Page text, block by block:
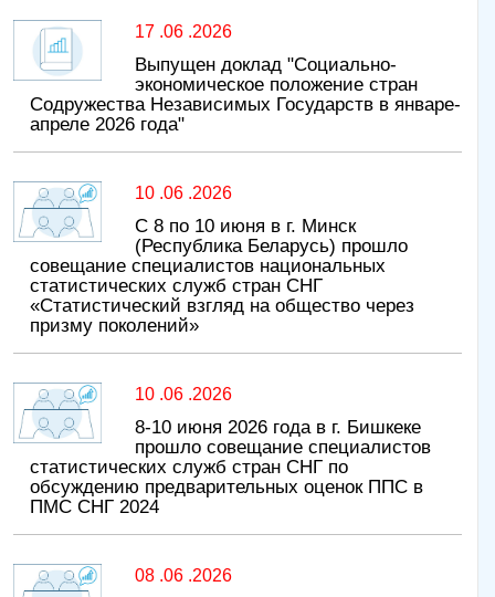
17 .06 .2026
Выпущен доклад "Социально-
экономическое положение стран
Содружества Независимых Государств в январе-
апреле 2026 года"
10 .06 .2026
С 8 по 10 июня в г. Минск
(Республика Беларусь) прошло
совещание специалистов национальных
статистических служб стран СНГ
«Статистический взгляд на общество через
призму поколений»
10 .06 .2026
8-10 июня 2026 года в г. Бишкеке
прошло совещание специалистов
статистических служб стран СНГ по
обсуждению предварительных оценок ППС в
ПМС СНГ 2024
08 .06 .2026